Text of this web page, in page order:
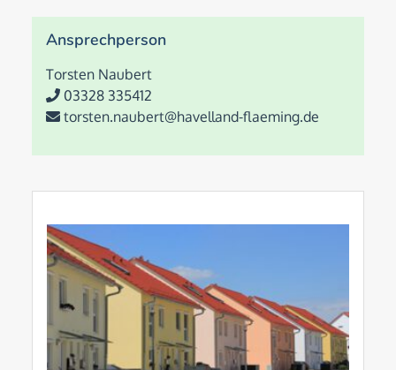
Ansprechperson
Torsten Naubert
03328 335412
torsten.naubert@havelland-flaeming.de